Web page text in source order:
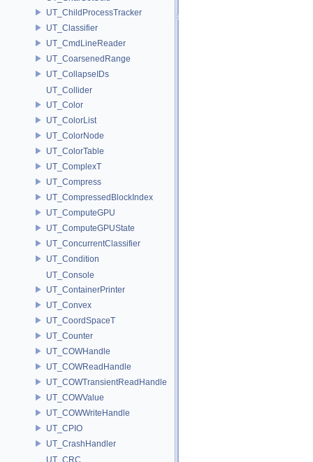
UT_ChildProcessTracker
UT_Classifier
UT_CmdLineReader
UT_CoarsenedRange
UT_CollapseIDs
UT_Collider
UT_Color
UT_ColorList
UT_ColorNode
UT_ColorTable
UT_ComplexT
UT_Compress
UT_CompressedBlockIndex
UT_ComputeGPU
UT_ComputeGPUState
UT_ConcurrentClassifier
UT_Condition
UT_Console
UT_ContainerPrinter
UT_Convex
UT_CoordSpaceT
UT_Counter
UT_COWHandle
UT_COWReadHandle
UT_COWTransientReadHandle
UT_COWValue
UT_COWWriteHandle
UT_CPIO
UT_CrashHandler
UT_CRC